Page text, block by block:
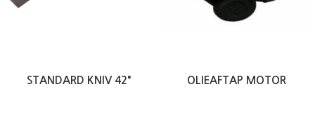
STANDARD KNIV 42" OLIEAFTAP MOTOR